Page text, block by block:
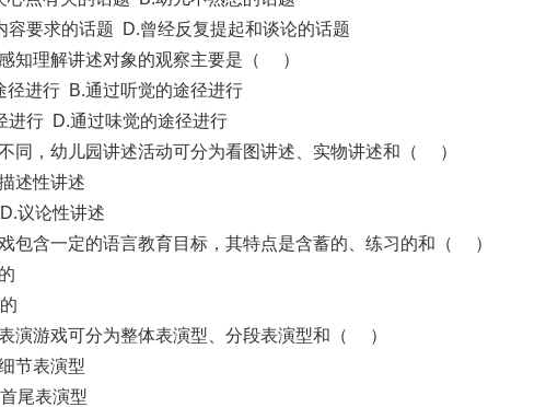
容要求的话题 D.曾经反复提起和谈论的话题
知理解讲述对象的观察主要是（ ）
径进行 B.通过听觉的途径进行
进行 D.通过味觉的途径进行
同，幼儿园讲述活动可分为看图讲述、实物讲述和（ ）
述性讲述
议论性讲述
包含一定的语言教育目标，其特点是含蓄的、练习的和（ ）
演游戏可分为整体表演型、分段表演型和（ ）
节表演型
尾表演型